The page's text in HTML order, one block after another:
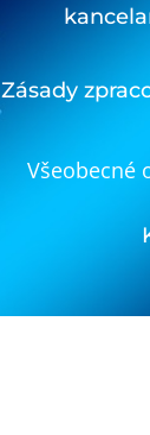
Zásady
Všeobecné